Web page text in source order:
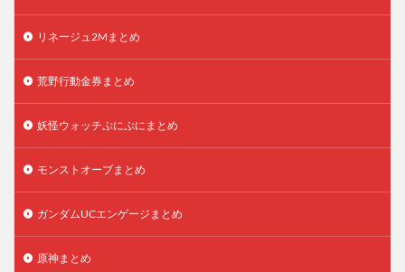
リネージュ2Mまとめ
荒野行動金券まとめ
妖怪ウォッチぷにぷにまとめ
モンストオーブまとめ
ガンダムUCエンゲージまとめ
原神まとめ